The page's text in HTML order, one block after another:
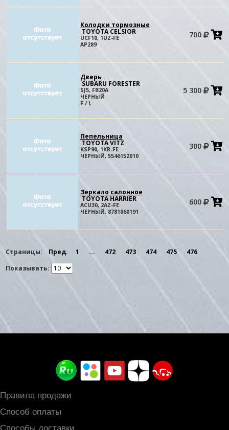
Колодки тормозные
TOYOTA CELSIOR
UCF10, 1UZ-FE
AP289
700
Дверь
SUBARU FORESTER
SJ5, FB20A
ЧЕРНЫЙ
F / L
5 300
Пепельница
TOYOTA VITZ
KSP90, 1KR-FE
ЧЕРНЫЙ, 5546152010
300
Зеркало салонное
TOYOTA HARRIER
ACU30, 2AZ-FE
ЧЕРНЫЙ, 8781060191
600
Страницы: Пред. 1 ... 472 473 474 475
476
Показывать:
Правила продажи
Способ оплаты